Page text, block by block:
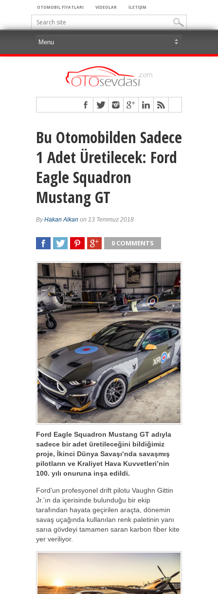
OTOMOBİL FİYATLARI VİDEOLAR İLETİŞİM
Bu Otomobilden Sadece
1 Adet Üretilecek: Ford
Eagle Squadron
Mustang GT
ByHakan Alkan on 13 Temmuz 2018
0 COMMENTS
Ford Eagle Squadron Mustang GT adıyla
sadece bir adet üretileceğini bildiğimiz
proje, İkinci Dünya Savaşı‘nda savaşmış
pilotların ve Kraliyet Hava Kuvvetleri’nin
100. yılı onuruna inşa edildi.
Ford’un profesyonel drift pilotu Vaughn Gittin
Jr.’ın da içerisinde bulunduğu bir ekip
tarafından hayata geçirilen araçta, dönemin
savaş uçağında kullanılan renk paletinin yanı
sarıa gövdeyi tamamen saran karbon fiber kite
yer veriliyor.